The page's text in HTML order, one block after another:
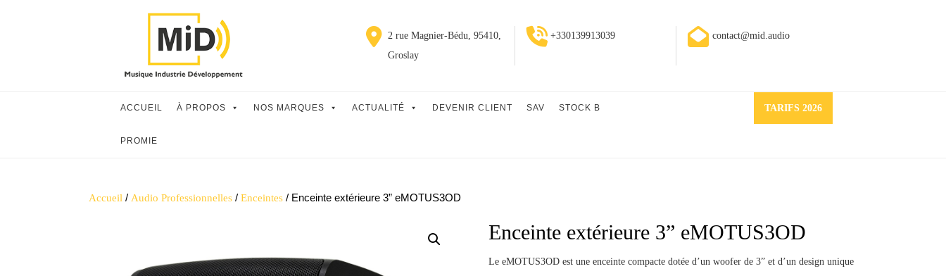
2 rue Magnier-Bédu, 95410,
Groslay
+330139913039 contact@mid.audio
ACCUEIL À PROPOS NOS MARQUES ACTUALITÉ DEVENIR CLIENT SAV STOCK B
PROMIE
TARIFS 2026Request
a
Accueil / Audio Professionnelles / Enceintes / Enceinte extérieure 3” eMOTUS3OD
Enceinte extérieure 3” eMOTUS3OD
Le eMOTUS3OD est une enceinte compacte dotée d’un woofer de 3” et d’un design unique